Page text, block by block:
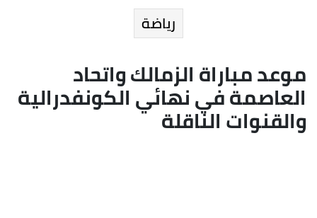
رياضة
موعد مباراة الزمالك واتحاد
العاصمة في نهائي الكونفدرالية
والقنوات الناقلة